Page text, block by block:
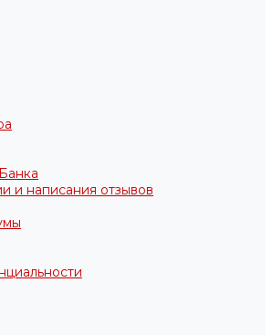
и написания отзывов